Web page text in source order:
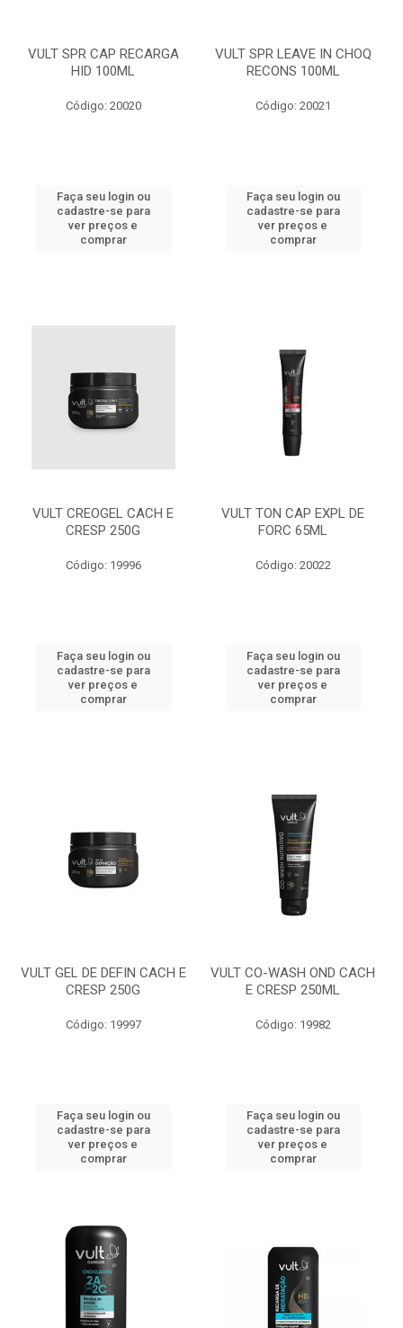
VULT SPR CAP RECARGA
HID 100ML
Código: 20020
Faça seu login ou
cadastre-se para
ver preços e
comprar
VULT SPR LEAVE IN CHOQ
RECONS 100ML
Código: 20021
Faça seu login ou
cadastre-se para
ver preços e
comprar
VULT CREOGEL CACH E
CRESP 250G
Código: 19996
Faça seu login ou
cadastre-se para
ver preços e
comprar
VULT TON CAP EXPL DE
FORC 65ML
Código: 20022
Faça seu login ou
cadastre-se para
ver preços e
comprar
VULT GEL DE DEFIN CACH E
CRESP 250G
Código: 19997
Faça seu login ou
cadastre-se para
ver preços e
comprar
VULT CO-WASH OND CACH
E CRESP 250ML
Código: 19982
Faça seu login ou
cadastre-se para
ver preços e
comprar